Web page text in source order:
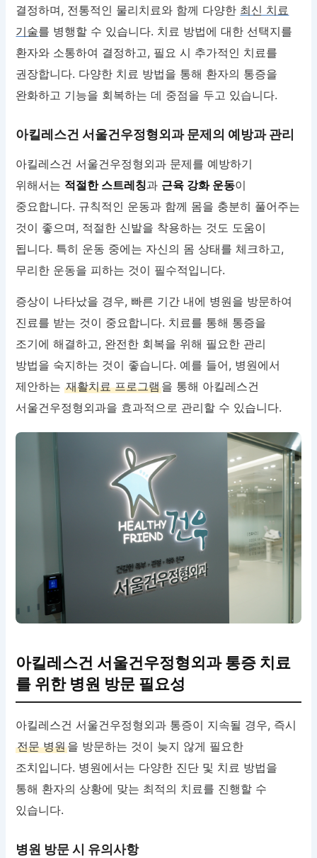
결정하며, 전통적인 물리치료와 함께 다양한 최신 치료
기술를 병행할 수 있습니다. 치료 방법에 대한 선택지를
환자와 소통하여 결정하고, 필요 시 추가적인 치료를
권장합니다. 다양한 치료 방법을 통해 환자의 통증을
완화하고 기능을 회복하는 데 중점을 두고 있습니다.
아킬레스건 서울건우정형외과 문제의 예방과 관리
아킬레스건 서울건우정형외과 문제를 예방하기
위해서는 적절한 스트레칭과 근육 강화 운동이
중요합니다. 규칙적인 운동과 함께 몸을 충분히 풀어주는
것이 좋으며, 적절한 신발을 착용하는 것도 도움이
됩니다. 특히 운동 중에는 자신의 몸 상태를 체크하고,
무리한 운동을 피하는 것이 필수적입니다.
증상이 나타났을 경우, 빠른 기간 내에 병원을 방문하여
진료를 받는 것이 중요합니다. 치료를 통해 통증을
조기에 해결하고, 완전한 회복을 위해 필요한 관리
방법을 숙지하는 것이 좋습니다. 예를 들어, 병원에서
제안하는재활치료 프로그램을 통해 아킬레스건
서울건우정형외과을 효과적으로 관리할 수 있습니다.
아킬레스건 서울건우정형외과 통증 치료
를 위한 병원 방문 필요성
아킬레스건 서울건우정형외과 통증이 지속될 경우, 즉시
전문 병원을 방문하는 것이 늦지 않게 필요한
조치입니다. 병원에서는 다양한 진단 및 치료 방법을
통해 환자의 상황에 맞는 최적의 치료를 진행할 수
있습니다.
병원 방문 시 유의사항